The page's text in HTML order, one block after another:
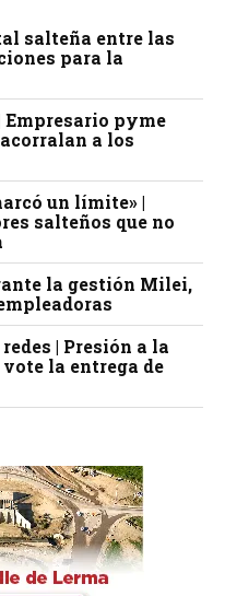
salteña entre las
para la
Empresario pyme
a los
un límite» |
salteños que no
la gestión Milei,
| Presión a la
la entrega de